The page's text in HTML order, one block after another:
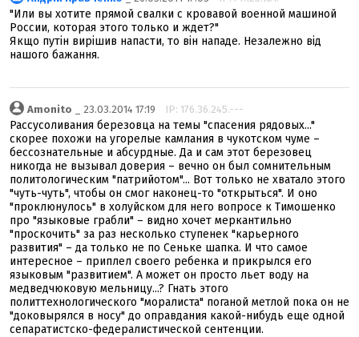
"Или вы хотите прямой свалки с кровавой военной машиной
России, которая этого только и ждет?"
Якщо путін вирішив напасти, то він нападе. Незалежно від
нашого бажання.
Amonito _ 23.03.2014 17:19 IP: 176.36.245.---
Рассусоливания березовца на темы "спасения рядовых..."
скорее похожи на угорелые камлания в чукотском чуме –
бессознательные и абсурдные. Да и сам этот березовец
никогда не вызывал доверия – вечно он был сомнительным
политологическим "патрийотом"... Вот только не хватало этого
"чуть-чуть", чтобы он смог наконец-то "открыться". И оно
"проклюнулось" в холуйском для него вопросе к Тимошенко
про "языковые грабли" – видно хочет меркантильно
"проскочить" за раз несколько ступенек "карьерного
развития" – да только не по Сеньке шапка. И что самое
интересное – приплел своего ребенка и прикрылся его
языковым "развитием". А может он просто льет воду на
медведчюковую мельницу...? Гнать этого
политтехнологического "моралиста" поганой метлой пока он не
"доковырялся в носу" до оправдания какой-нибудь еще одной
сепаратистско-федералистической сентенции.